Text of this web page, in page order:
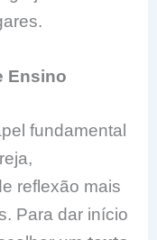
Ensino
fundamental
reflexão mais
Para dar início